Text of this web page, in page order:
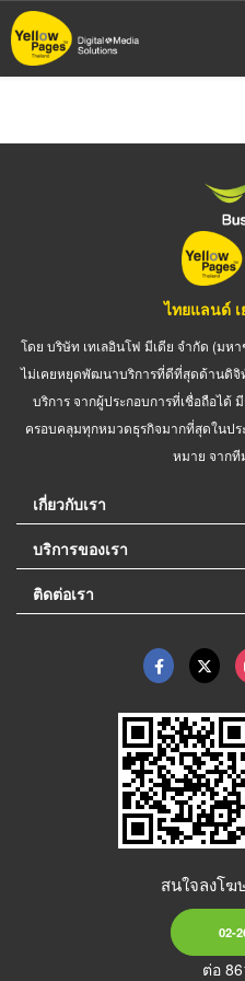
ข้าม
ไป
ไทยแลนด์ เ
โดย บริษัท เทเลอินโฟ มีเดีย จำกัด (มห
ไม่เคยหยุดพัฒนาบริการที่ดีที่สุดด้านดิจิ
บริการ จากผู้ประกอบการที่เชื่อถือได้
ครอบคลุมทุกหมวดธุรกิจมากที่สุดในปร
หมาย จาก
เกี่ยวกับเรา
บริการของเรา
ติดต่อเรา
สนใจลงโ
02-
ต่อ